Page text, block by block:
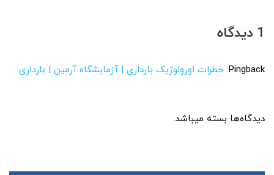
1 دیدگاه
Pingback: خطرات اورولوژیک بارداری | آزمایشگاه آرمین | بارداری
دیدگاه‌ها بسته میباشد.